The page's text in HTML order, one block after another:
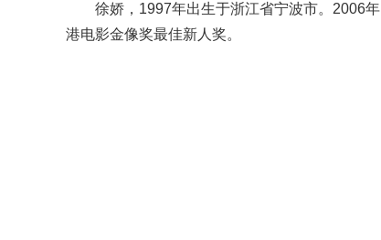
徐娇，1997年出生于浙江省宁波市。2006
港电影金像奖最佳新人奖。